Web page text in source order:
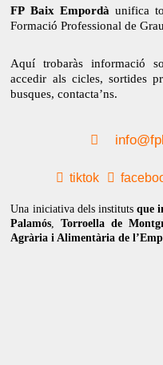
FP Baix Empordà unifica
Formació Professional de
Aquí trobaràs informació
accedir als cicles, sortides
busques, contacta’ns.
tiktok
Una iniciativa dels instituts que
Palamós,Torroella de
Agrària i Alimentària de